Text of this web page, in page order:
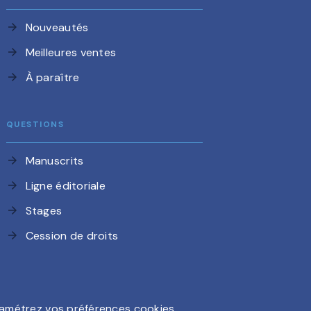
arrow_forward Nouveautés
arrow_forward Meilleures ventes
arrow_forward À paraître
QUESTIONS
arrow_forward Manuscrits
arrow_forward Ligne éditoriale
arrow_forward Stages
arrow_forward Cession de droits